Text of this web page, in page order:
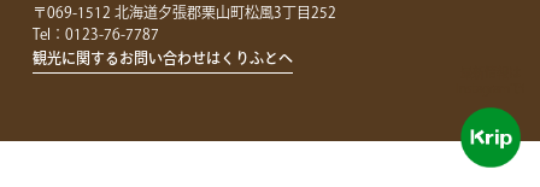
〒069-1512 北海道夕張郡栗山町松風3丁目252
Tel： 0123-76-7787
観光に関するお問い合わせはくりふとへ